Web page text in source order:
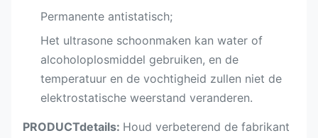
Permanente antistatisch;
Het ultrasone schoonmaken kan water of
alcoholoplosmiddel gebruiken, en de
temperatuur en de vochtigheid zullen niet de
elektrostatische weerstand veranderen.
PRODUCTdetails: Houd verbeterend de fabrikant